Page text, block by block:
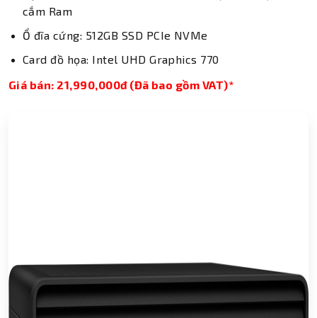
cắm Ram
Ổ đĩa cứng: 512GB SSD PCIe NVMe
Card đồ họa: Intel UHD Graphics 770
Giá bán: 21,990,000đ (Đã bao gồm VAT)*